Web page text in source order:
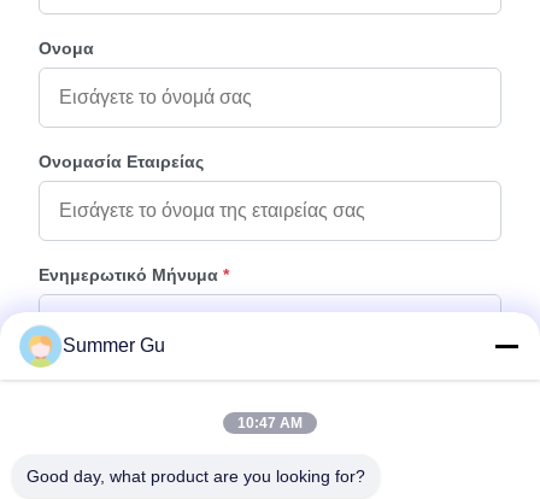
Ονομα
Ονομασία Εταιρείας
Ενημερωτικό Μήνυμα *
Προσάρτηση Αρχείων
Summer Gu
10:47 AM
Good day, what product are you looking for?